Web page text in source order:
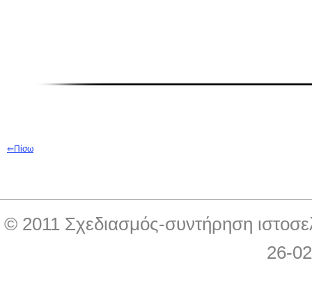
⇐Πίσω
© 2011 Σχεδιασμός-συντήρηση
26-